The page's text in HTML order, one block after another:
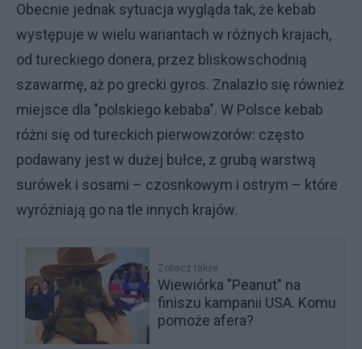
Obecnie jednak sytuacja wygląda tak, że kebab
występuje w wielu wariantach w różnych krajach,
od tureckiego donera, przez bliskowschodnią
szawarmę, aż po grecki gyros. Znalazło się również
miejsce dla "polskiego kebaba". W Polsce kebab
różni się od tureckich pierwowzorów: często
podawany jest w dużej bułce, z grubą warstwą
surówek i sosami – czosnkowym i ostrym – które
wyróżniają go na tle innych krajów.
Zobacz także
Wiewiórka "Peanut" na
finiszu kampanii USA. Komu
pomoże afera?